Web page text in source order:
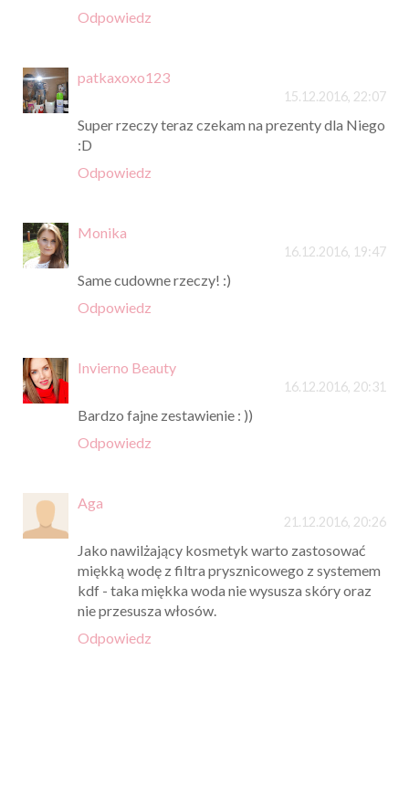
Odpowiedz
patkaxoxo123
15.12.2016, 22:07
Super rzeczy teraz czekam na prezenty dla Niego
:D
Odpowiedz
Monika
16.12.2016, 19:47
Same cudowne rzeczy! :)
Odpowiedz
Invierno Beauty
16.12.2016, 20:31
Bardzo fajne zestawienie : ))
Odpowiedz
Aga
21.12.2016, 20:26
Jako nawilżający kosmetyk warto zastosować
miękką wodę z filtra prysznicowego z systemem
kdf - taka miękka woda nie wysusza skóry oraz
nie przesusza włosów.
Odpowiedz